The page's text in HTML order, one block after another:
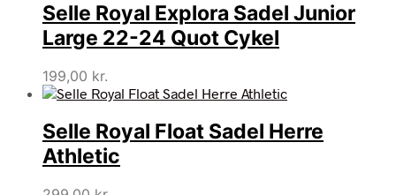
Selle Royal Explora Sadel Junior
Large 22-24 Quot Cykel
199,00 kr.
Selle Royal Float Sadel Herre
Athletic